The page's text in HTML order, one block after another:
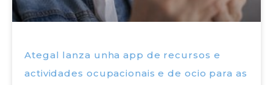
Ategal lanza unha app de recursos e
actividades ocupacionais e de ocio para as